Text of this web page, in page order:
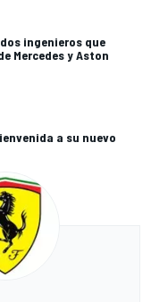
ingenieros que
Mercedes y Aston
a su nuevo